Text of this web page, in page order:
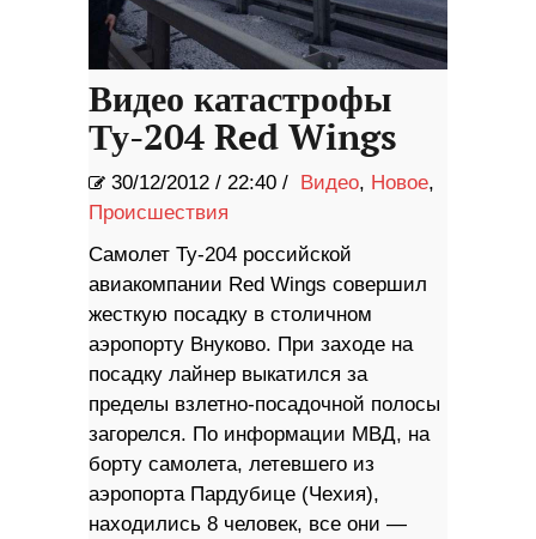
Видео катастрофы
Ту-204 Red Wings
30/12/2012 / 22:40 / Видео, Новое,
Происшествия
Самолет Ту-204 российской
авиакомпании Red Wings совершил
жесткую посадку в столичном
аэропорту Внуково. При заходе на
посадку лайнер выкатился за
пределы взлетно-посадочной полосы
загорелся. По информации МВД, на
борту самолета, летевшего из
аэропорта Пардубице (Чехия),
находились 8 человек, все они —